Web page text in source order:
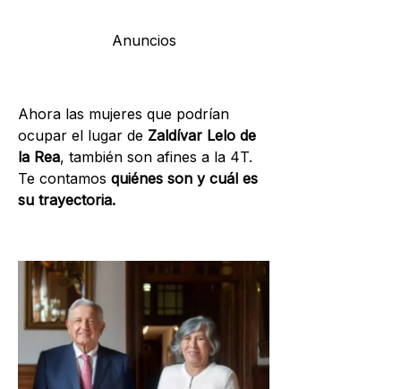
Anuncios
Ahora las mujeres que podrían
ocupar el lugar de Zaldívar Lelo de
la Rea, también son afines a la 4T.
Te contamos quiénes son y cuál es
su trayectoria.